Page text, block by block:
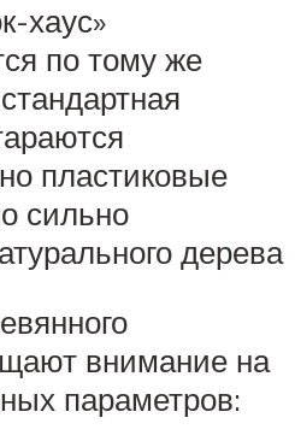
хаус»
по тому же
пластиковые
сильно
дерева
внимание на
параметров: